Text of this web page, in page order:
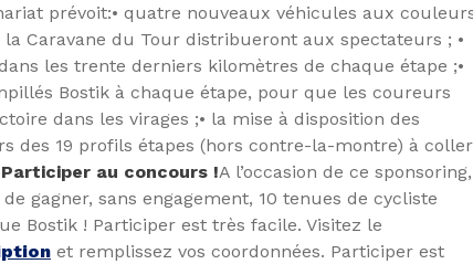
prévoit:• quatre nouveaux véhicules aux
la Caravane du Tour distribueront aux spectateurs ; •
les trente derniers kilomètres de chaque étape ;•
Bostik à chaque étape, pour que les coureurs
dans les virages ;• la mise à disposition des
des 19 profils étapes (hors contre-la-montre) à coller
Participer au concours !A l’occasion de ce sponsoring,
gagner, sans engagement, 10 tenues de cycliste
Bostik ! Participer est très facile. Visitez le
et remplissez vos coordonnées. Participer est